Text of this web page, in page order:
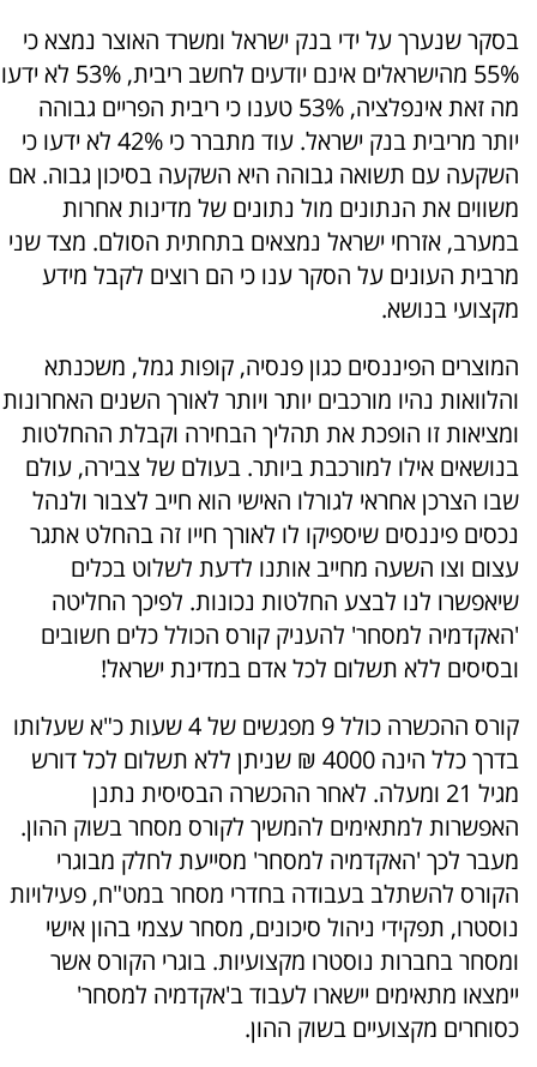
בסקר שנערך על ידי בנק ישראל ומשרד האוצר נמצא כי
55% מהישראלים אינם יודעים לחשב ריבית, 53% לא ידעו
מה זאת אינפלציה, 53% טענו כי ריבית הפריים גבוהה
יותר מריבית בנק ישראל. עוד מתברר כי 42% לא ידעו כי
השקעה עם תשואה גבוהה היא השקעה בסיכון גבוה. אם
משווים את הנתונים מול נתונים של מדינות אחרות
במערב, אזרחי ישראל נמצאים בתחתית הסולם. מצד שני
מרבית העונים על הסקר ענו כי הם רוצים לקבל מידע
מקצועי בנושא.
המוצרים הפיננסים כגון פנסיה, קופות גמל, משכנתא
והלוואות נהיו מורכבים יותר ויותר לאורך השנים האחרונות
ומציאות זו הופכת את תהליך הבחירה וקבלת ההחלטות
בנושאים אילו למורכבת ביותר. בעולם של צבירה, עולם
שבו הצרכן אחראי לגורלו האישי הוא חייב לצבור ולנהל
נכסים פיננסים שיספיקו לו לאורך חייו זה בהחלט אתגר
עצום וצו השעה מחייב אותנו לדעת לשלוט בכלים
שיאפשרו לנו לבצע החלטות נכונות. לפיכך החליטה
'האקדמיה למסחר' להעניק קורס הכולל כלים חשובים
ובסיסים ללא תשלום לכל אדם במדינת ישראל!
קורס ההכשרה כולל 9 מפגשים של 4 שעות כ"א שעלותו
בדרך כלל הינה 4000 ₪ שניתן ללא תשלום לכל דורש
מגיל 21 ומעלה. לאחר ההכשרה הבסיסית נתנן
האפשרות למתאימים להמשיך לקורס מסחר בשוק ההון.
מעבר לכך 'האקדמיה למסחר' מסייעת לחלק מבוגרי
הקורס להשתלב בעבודה בחדרי מסחר במט"ח, פעילויות
נוסטרו, תפקידי ניהול סיכונים, מסחר עצמי בהון אישי
ומסחר בחברות נוסטרו מקצועיות. בוגרי הקורס אשר
יימצאו מתאימים יישארו לעבוד ב'אקדמיה למסחר'
כסוחרים מקצועיים בשוק ההון.